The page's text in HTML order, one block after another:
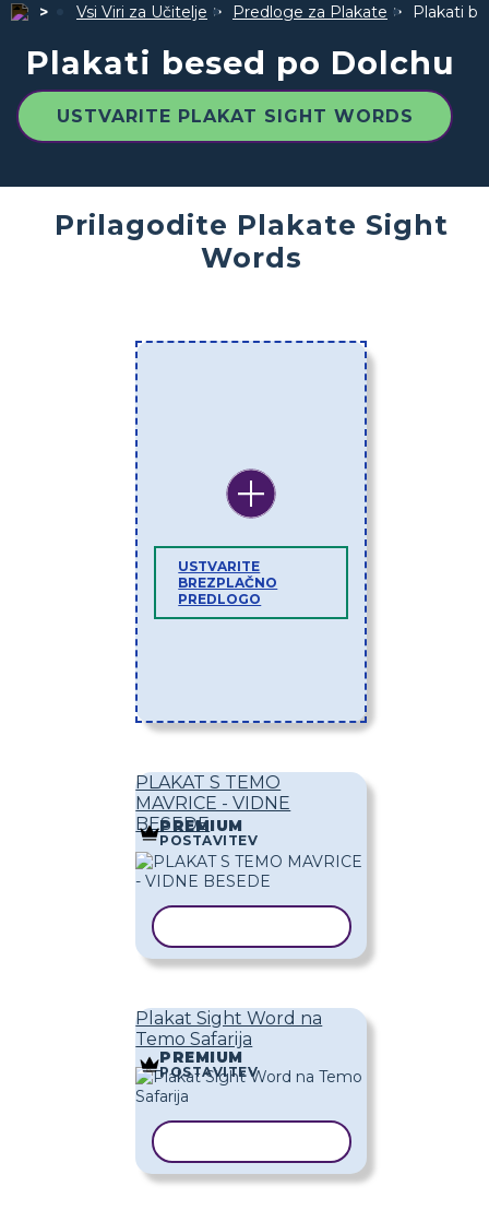
Vsi Viri za Učitelje Predloge za Plakate Plakati
Plakati besed po Dolchu
USTVARITE PLAKAT SIGHT WORDS
Prilagodite Plakate Sight
Words
USTVARITE
BREZPLAČNO
PREDLOGO
PLAKAT S TEMO
MAVRICE - VIDNE
BESEDE
PREMIUM
POSTAVITEV
Plakat Sight Word na
Temo Safarija
PREMIUM
POSTAVITEV